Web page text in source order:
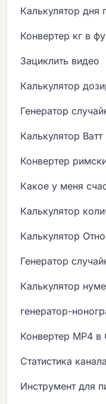
Калькулятор дня
Конвертер кг в
Зациклить видео
Калькулятор
Генератор
Калькулятор
Конвертер
Какое у меня
Калькулятор
Калькулятор
Генератор
Калькулятор
генератор-
Конвертер MP4 в
Статистика
Инструмент для